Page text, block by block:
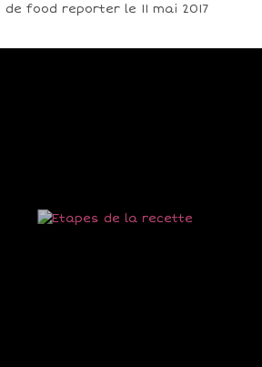
food reporter le 11 mai 2017